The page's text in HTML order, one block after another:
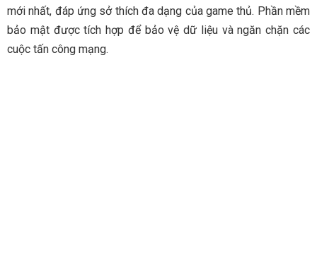
mới nhất, đáp ứng sở thích đa dạng của game thủ. Phần mềm
bảo mật được tích hợp để bảo vệ dữ liệu và ngăn chặn các
cuộc tấn công mạng.